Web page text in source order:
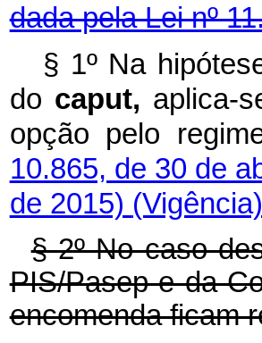
dada pela Lei nº
§ 1º Na
do caput, aplica-
opção pelo
10.865, de 30 de
de 2015) (Vigência)
§ 2º No caso
PIS/Pasep e da
encomenda ficam